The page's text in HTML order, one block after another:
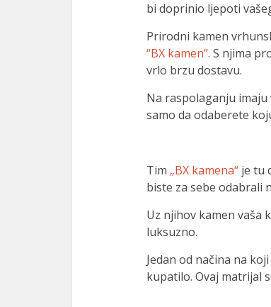
bi doprinio ljepoti
Prirodni kamen
“BX kamen”. S njima
vrlo brzu dostavu.
Na raspolaganju
samo da odaberete
Tim „BX kamena“ je tu
biste za sebe odabrali
Uz njihov kamen vaša
luksuzno.
Jedan od načina na
kupatilo. Ovaj matrijal